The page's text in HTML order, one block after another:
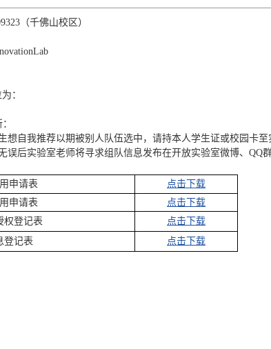
（千佛山校区）
：
想自我推荐以期被别人队伍选中，请持本人学生证或校园卡
后实验室老师将寻求组队信息发布在开放实验室微博、QQ
申请表
点击下载
申请表
点击下载
权登记表
点击下载
登记表
点击下载